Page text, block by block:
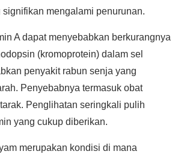
mengalami penurunan.
A dapat menyebabkan berkurangnya
(kromoprotein) dalam sel
penyakit rabun senja yang
Penyebabnya termasuk obat
Penglihatan seringkali pulih
yang cukup diberikan.
merupakan kondisi di mana